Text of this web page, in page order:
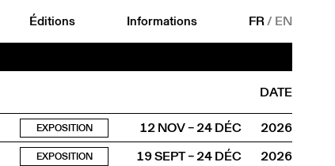
Éditions Informations FR/ EN
DATE
EXPOSITION 12 NOV – 24 DÉC
2026
EXPOSITION 19 SEPT – 24 DÉC
2026